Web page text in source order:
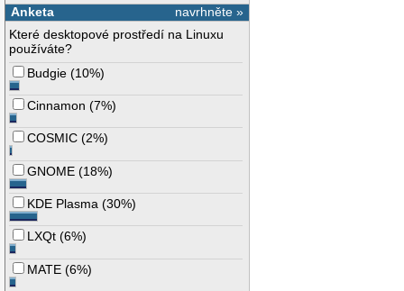
navrhněte »
Anketa
Které desktopové prostředí na Linuxu
používáte?
Budgie (10%)
Cinnamon (7%)
COSMIC (2%)
GNOME (18%)
KDE Plasma (30%)
LXQt (6%)
MATE (6%)